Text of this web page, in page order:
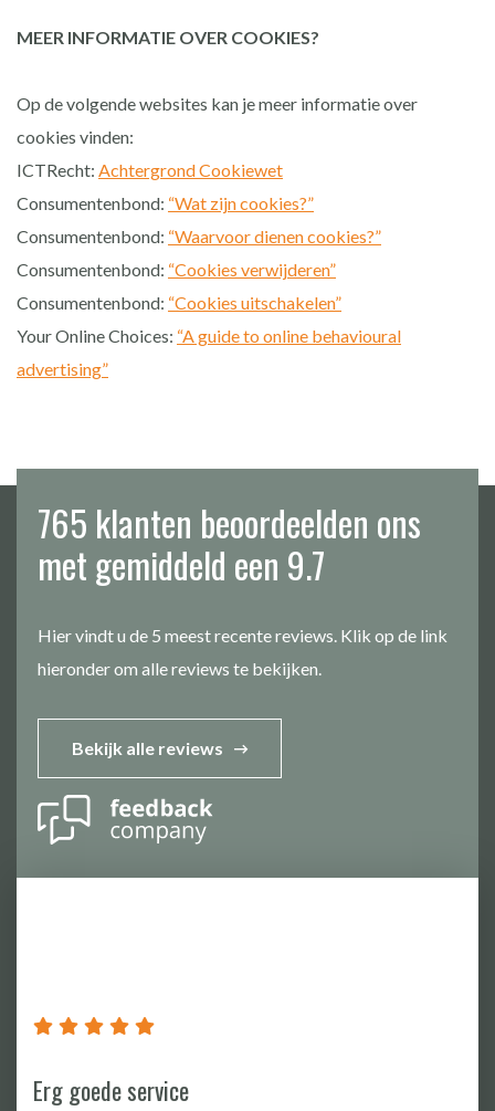
MEER INFORMATIE OVER COOKIES?
Op de volgende websites kan je meer informatie over
cookies vinden:
ICTRecht: Achtergrond Cookiewet
Consumentenbond: “Wat zijn cookies?”
Consumentenbond: “Waarvoor dienen cookies?”
Consumentenbond: “Cookies verwijderen”
Consumentenbond: “Cookies uitschakelen”
Your Online Choices: “A guide to online behavioural
advertising”
765 klanten beoordeelden ons
met gemiddeld een 9.7
Hier vindt u de 5 meest recente reviews. Klik op de link
hieronder om alle reviews te bekijken.
Bekijk alle reviews